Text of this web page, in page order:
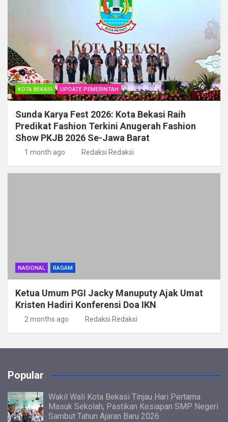
KOTA BEKASI UPDATE PEMERINTAH
Sunda Karya Fest 2026: Kota Bekasi Raih
Predikat Fashion Terkini Anugerah Fashion
Show PKJB 2026 Se-Jawa Barat
1 month ago Redaksi Redaksi
NASIONAL RAGAM
Ketua Umum PGI Jacky Manuputy Ajak Umat
Kristen Hadiri Konferensi Doa IKN
2 months ago Redaksi Redaksi
Popular
Wakil Wali Kota Bekasi Tinjau Hari Pertama
Masuk Sekolah, Pastikan Kesiapan SMP Negeri
Sambut Tahun Ajaran Baru 2026